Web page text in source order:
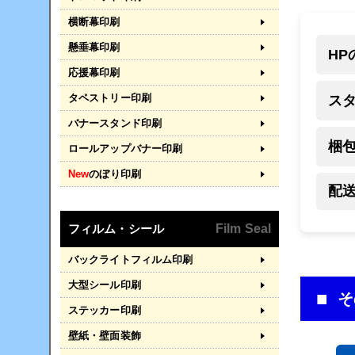
HP
ス
梱
配
横断幕印刷
懸垂幕印刷
応援幕印刷
タペストリー印刷
バナースタンド印刷
ロールアップバナー印刷
Newのぼり印刷
フィルム・シール Film Seal
バックライトフィルム印刷
大型シール印刷
ステッカー印刷
壁紙・壁面装飾